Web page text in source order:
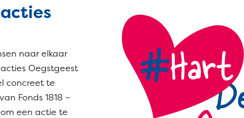
naar elkaar
Oegstgeest
concreet te
Fonds 1818 –
een actie te